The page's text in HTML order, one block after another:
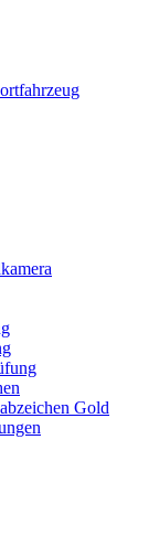
Gold